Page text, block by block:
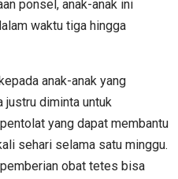
ponsel, anak-anak ini
waktu tiga hingga
anak-anak yang
justru diminta untuk
yang dapat membantu
sehari selama satu minggu.
obat tetes bisa